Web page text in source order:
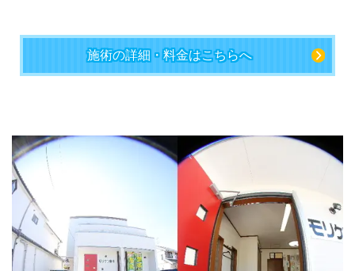
施術の詳細・料金はこちらへ